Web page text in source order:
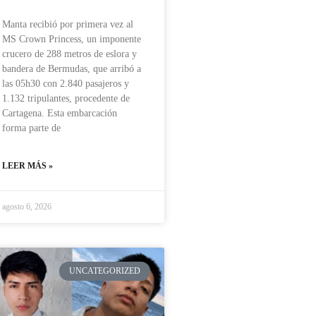
Manta recibió por primera vez al
MS Crown Princess, un imponente
crucero de 288 metros de eslora y
bandera de Bermudas, que arribó a
las 05h30 con 2.840 pasajeros y
1.132 tripulantes, procedente de
Cartagena. Esta embarcación
forma parte de
LEER MÁS »
agosto 6, 2026
UNCATEGORIZED